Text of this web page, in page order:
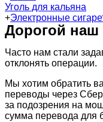
Уголь для кальяна
+Электронные
Дорогой наш
Часто нам стали
отклонять операции.
Мы хотим обратить
переводы через
за подозрения на
сумма перевода для